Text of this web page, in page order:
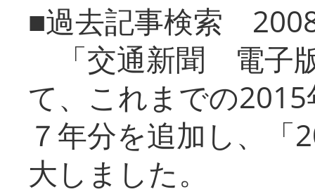
■過去記事検索
「交通新聞 電子
て、これまでの
７年分を追加し、「
大しまし